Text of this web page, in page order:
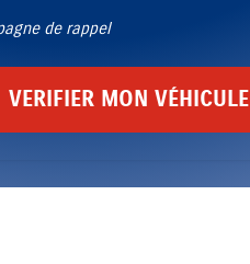
de rappel
VERIFIER MON VÉHICULE